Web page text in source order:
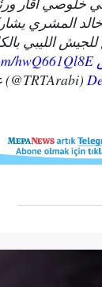
خالد المشري
الليبي
hwQ661Ql8E
— TRT عربي (@TRTArabi)